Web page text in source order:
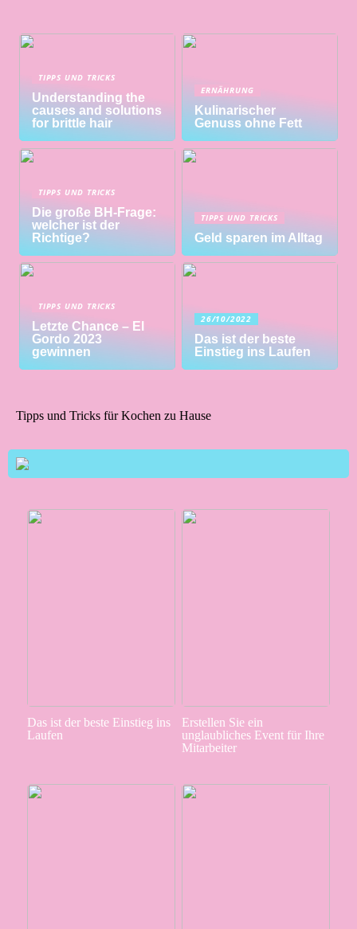
TIPPS UND TRICKS
Understanding the
causes and solutions
for brittle hair
ERNÄHRUNG
Kulinarischer
Genuss ohne Fett
TIPPS UND TRICKS
Die große BH-Frage:
welcher ist der
Richtige?
TIPPS UND TRICKS
Geld sparen im Alltag
TIPPS UND TRICKS
Letzte Chance – El
Gordo 2023
gewinnen
26/10/2022
Das ist der beste
Einstieg ins Laufen
Tipps und Tricks für Kochen zu Hause
Das ist der beste Einstieg ins
Laufen
Erstellen Sie ein
unglaubliches Event für Ihre
Mitarbeiter